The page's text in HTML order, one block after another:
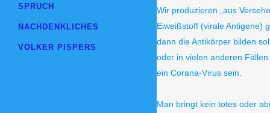
SPRUCH
NACHDENKLICHES
VOLKER PISPERS
Wir produzieren „aus
Eiweißstoff (virale Antigene)
dann die Antikörper bilden
oder in vielen anderen
ein Corana-Virus sein.
Man bringt kein totes oder